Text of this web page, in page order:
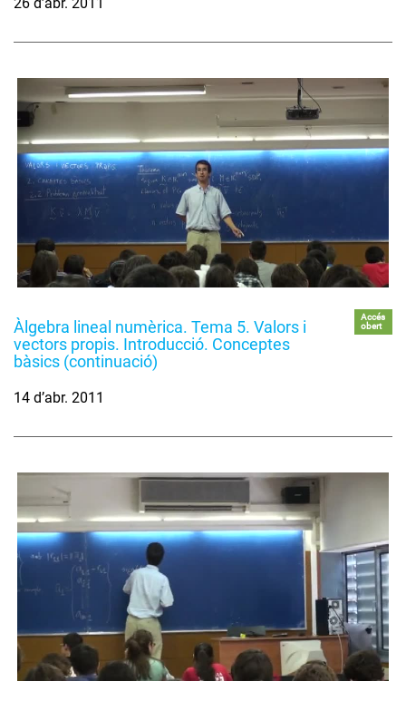
Àlgebra lineal numèrica. Tema 5. Valors i
vectors propis. Introducció. Conceptes
bàsics (continuació)
Accés
obert
14 d’abr. 2011